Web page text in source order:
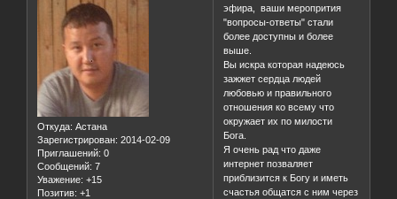
Откуда: Астана
Зарегистрирован: 2014-02-09
Приглашений: 0
Сообщений: 7
Уважение: +15
Позитив: +1
эфира, ваши меропрития
"вопросы-ответы" стали
более доступны и более
выше.
Вы искра которая надеюсь
зажжет сердца людей
любовью и правильного
отношения ко всему что
окружает их по милости
Бога.
Я очень рад что даже
интернет позваляет
приблизится к Богу и иметь
счастья общатся с ним через